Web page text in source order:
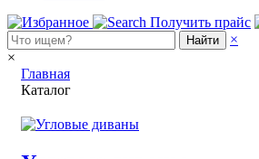
Получить прайс
Найти
×
×
Главная
Каталог